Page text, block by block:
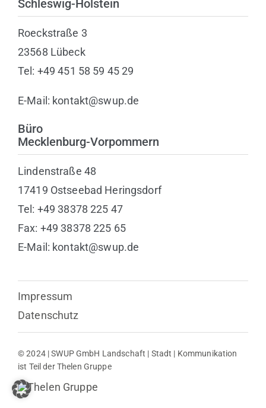
Schleswig-Holstein
Roeckstraße 3
23568 Lübeck
Tel: +49 451 58 59 45 29
E-Mail: kontakt@swup.de
Büro
Mecklenburg-Vorpommern
Lindenstraße 48
17419 Ostseebad Heringsdorf
Tel: +49 38378 225 47
Fax: +49 38378 225 65
E-Mail: kontakt@swup.de
Impressum
Datenschutz
© 2024 | SWUP GmbH Landschaft | Stadt | Kommunikation
ist Teil der Thelen Gruppe